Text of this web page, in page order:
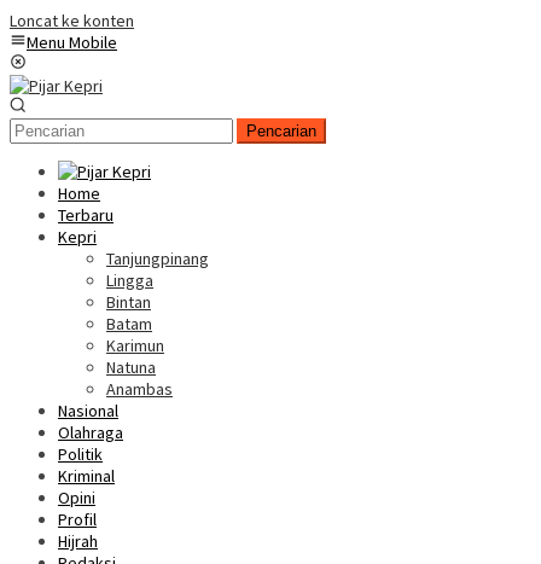
Loncat ke konten
Menu Mobile
Pencarian
Home
Terbaru
Kepri
Tanjungpinang
Lingga
Bintan
Batam
Karimun
Natuna
Anambas
Nasional
Olahraga
Politik
Kriminal
Opini
Profil
Hijrah